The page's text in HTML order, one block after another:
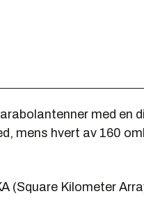
med en
mens hvert av 160
(Square Kilometer